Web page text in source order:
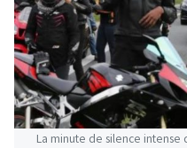
La minute de silence intense